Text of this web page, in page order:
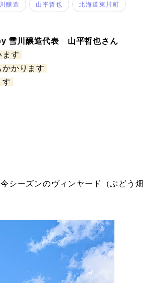
醸造 山平哲也 北海道東川町
雪川醸造代表 山平哲也さん
ます
かります
す
シーズンのヴィンヤード（ぶどう